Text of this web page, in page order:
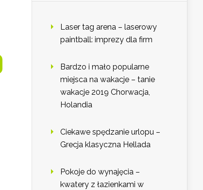
Laser tag arena – laserowy
paintball: imprezy dla firm
Bardzo i mało popularne
miejsca na wakacje – tanie
wakacje 2019 Chorwacja,
Holandia
Ciekawe spędzanie urlopu –
Grecja klasyczna Hellada
Pokoje do wynajęcia –
kwatery z łazienkami w